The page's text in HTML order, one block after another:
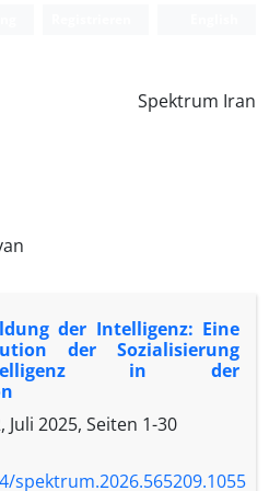
Spektrum Iran
der Intelligenz: Eine
der Sozialisierung
in der
2025, Seiten 1-30
spektrum.2026.565209.1055